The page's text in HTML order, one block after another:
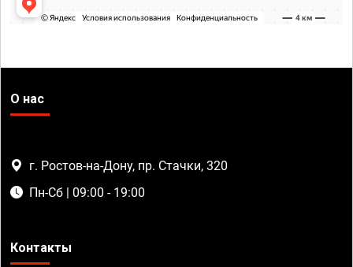
О нас
г. Ростов-на-Дону, пр. Стачки, 320
Пн-Сб | 09:00 - 19:00
Контакты